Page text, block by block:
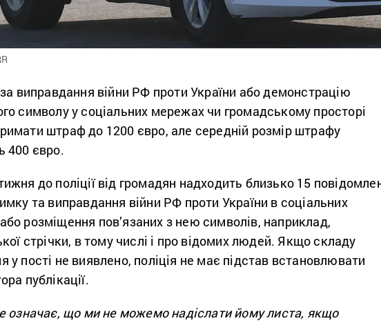
за виправдання війни РФ проти України або демонстрацію
символу у соціальних мережах чи громадському просторі
штраф до 1200 євро, але середній розмір штрафу
400 євро.
до поліції від громадян надходить близько 15
та виправдання війни РФ проти України в соціальних
розміщення пов’язаних з нею символів, наприклад,
стрічки, в тому числі і про відомих людей. Якщо складу
у пості не виявлено, поліція не має підстав встановлювати
публікації.
означає, що ми не можемо надіслати йому листа, якщо